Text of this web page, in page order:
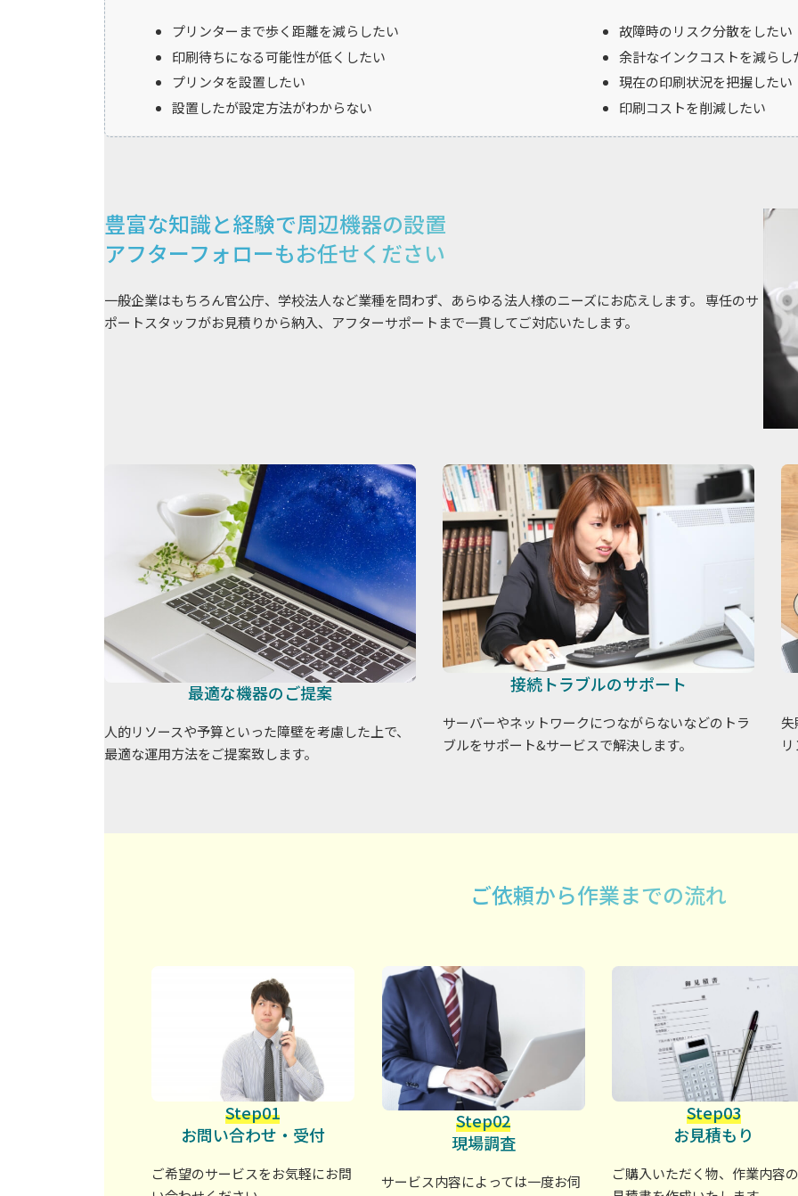
プリンターまで歩く距離を減らしたい
印刷待ちになる可能性が低くしたい
プリンタを設置したい
設置したが設定方法がわからない
故障時のリスク分散をしたい
余計なインクコストを減らし
現在の印刷状況を把握したい
印刷コストを削減したい
豊富な知識と経験で周辺機器の設置
アフターフォローもお任せください
一般企業はもちろん官公庁、学校法人など業種を問わず、あらゆる法人様のニーズにお応えします。 専任のサ
ポートスタッフがお見積りから納入、アフターサポートまで一貫してご対応いたします。
最適な機器のご提案
人的リソースや予算といった障壁を考慮した上で、
最適な運用方法をご提案致します。
接続トラブルのサポート
サーバーやネットワークにつながらないなどのトラ
ブルをサポート&サービスで解決します。
失
ご依頼から作業までの流れ
Step01
お問い合わせ・受付
ご希望のサービスをお気軽にお問
Step02
現場調査
サービス内容によっては一度お伺
Step03
お見積もり
ご購入いただく物、作業内容